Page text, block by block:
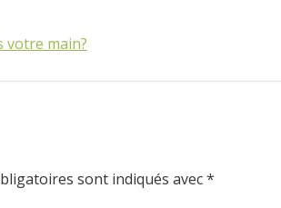
votre main?
sont indiqués avec*